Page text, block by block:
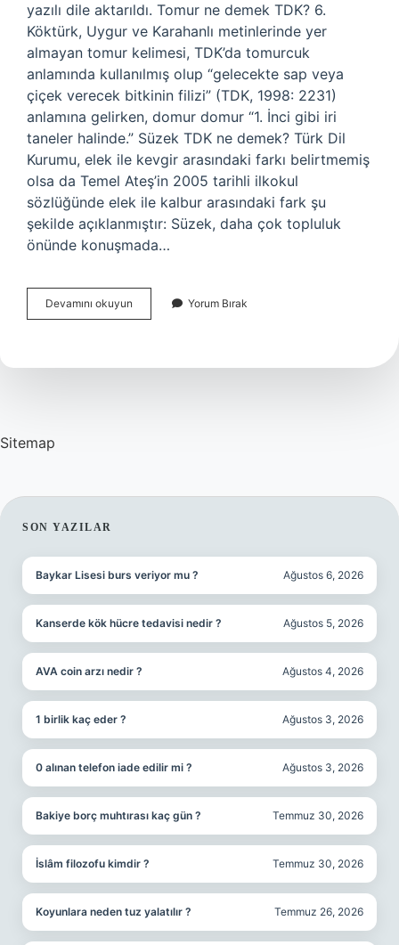
yazılı dile aktarıldı. Tomur ne demek TDK? 6.
Köktürk, Uygur ve Karahanlı metinlerinde yer
almayan tomur kelimesi, TDK’da tomurcuk
anlamında kullanılmış olup “gelecekte sap veya
çiçek verecek bitkinin filizi” (TDK, 1998: 2231)
anlamına gelirken, domur domur “1. İnci gibi iri
taneler halinde.” Süzek TDK ne demek? Türk Dil
Kurumu, elek ile kevgir arasındaki farkı belirtmemiş
olsa da Temel Ateş’in 2005 tarihli ilkokul
sözlüğünde elek ile kalbur arasındaki fark şu
şekilde açıklanmıştır: Süzek, daha çok topluluk
önünde konuşmada…
Devamını okuyun
Ne
Yorum Bırak
Sitemap
SIDEBAR
SON YAZILAR
Baykar Lisesi burs veriyor mu ? Ağustos 6, 2026
Kanserde kök hücre tedavisi nedir ? Ağustos 5, 2026
AVA coin arzı nedir ? Ağustos 4, 2026
1 birlik kaç eder ? Ağustos 3, 2026
0 alınan telefon iade edilir mi ? Ağustos 3, 2026
Bakiye borç muhtırası kaç gün ? Temmuz 30, 2026
İslâm filozofu kimdir ? Temmuz 30, 2026
Koyunlara neden tuz yalatılır ? Temmuz 26, 2026